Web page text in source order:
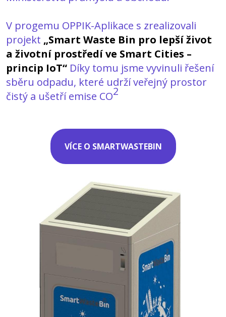
V progemu OPPIK-Aplikace s zrealizovali
projekt „Smart Waste Bin pro lepší život
a životní prostředí ve Smart Cities –
princip IoT“ Díky tomu jsme vyvinuli řešení
sběru odpadu, které udrží veřejný prostor
čistý a ušetří emise CO2
VÍCE O SMARTWASTEBIN